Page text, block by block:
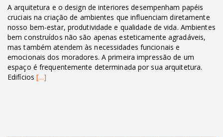
A arquitetura e o design de interiores desempenham papéis
cruciais na criação de ambientes que influenciam diretamente
nosso bem-estar, produtividade e qualidade de vida. Ambientes
bem construídos não são apenas esteticamente agradáveis,
mas também atendem às necessidades funcionais e
emocionais dos moradores. A primeira impressão de um
espaço é frequentemente determinada por sua arquitetura.
Edifícios[…]